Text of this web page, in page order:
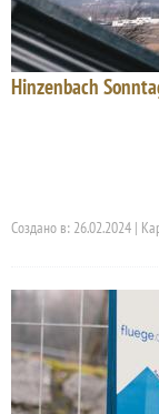
Hinzenbach
Создано в: 26.02.2024 |